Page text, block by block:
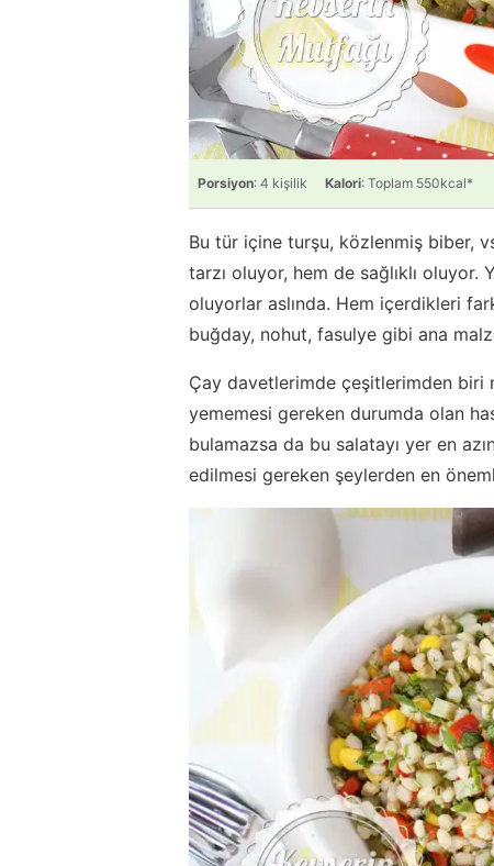
Porsiyon: 4 kişilik Kalori: Toplam 550kcal*
Bu tür içine turşu, közlenmiş biber,
tarzı oluyor, hem de sağlıklı oluyor.
oluyorlar aslında. Hem içerdikleri
buğday, nohut, fasulye gibi ana
Çay davetlerimde çeşitlerimden biri
yememesi gereken durumda olan
bulamazsa da bu salatayı yer en
edilmesi gereken şeylerden en